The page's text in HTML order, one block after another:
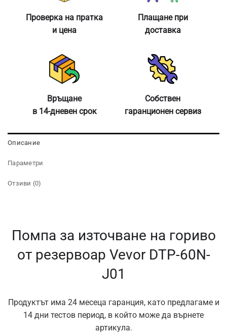
Проверка на пратка
и цена
Плащане при
доставка
Връщане
в 14-дневен срок
Собствен
гаранционен сервиз
Описание
Параметри
Отзиви (0)
Помпа за източване на гориво
от резервоар Vevor DTP-60N-
J01
Продуктът има 24 месеца гаранция, като предлагаме и
14 дни тестов период, в който може да върнете
артикула.